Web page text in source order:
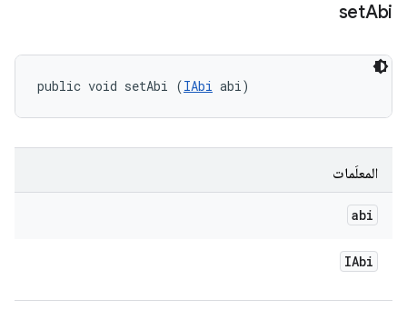
setAbi
public void setAbi (IAbi abi)
المعلَمات
abi
IAbi